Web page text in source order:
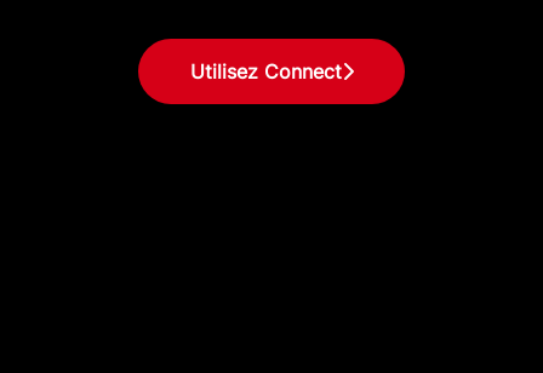
Utilisez Connect